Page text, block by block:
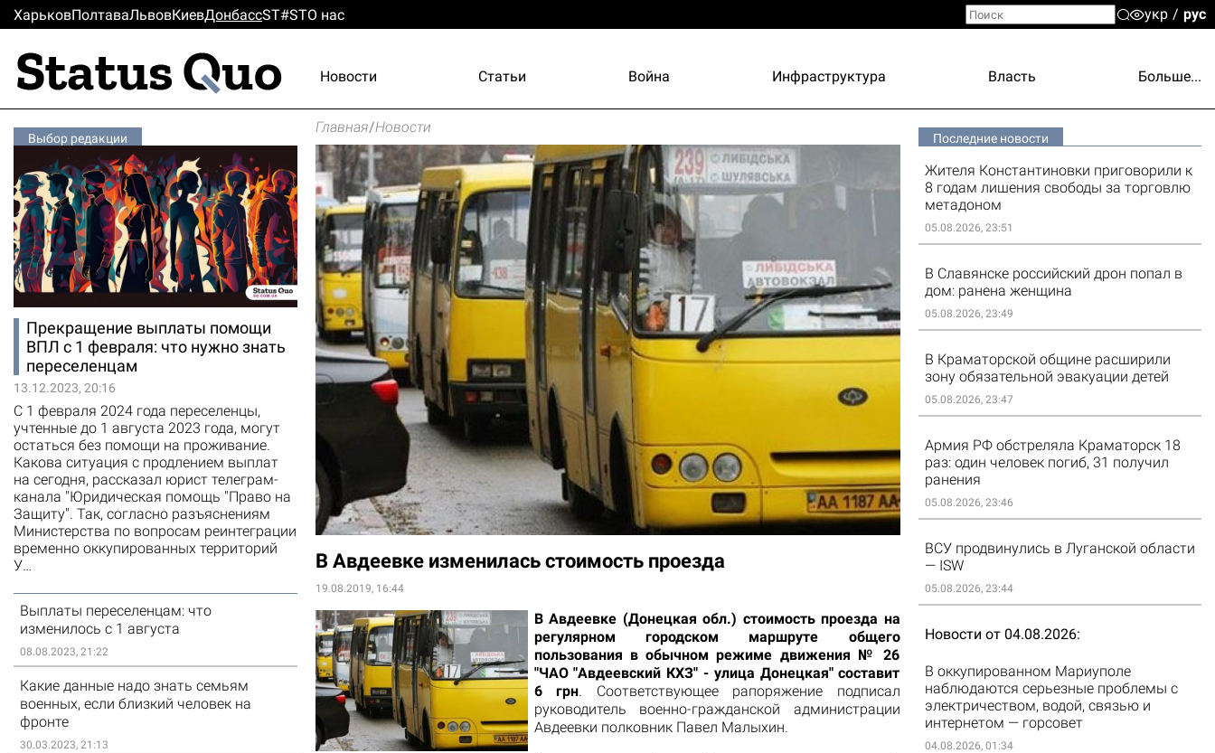
ХарьковПолтаваЛьвовКиевДонбассST#STО нас укр рус
Новости Статьи Война Инфраструктура Власть Больше...
Выбор редакции
Прекращение выплаты помощи
ВПЛ с 1 февраля: что нужно знать
переселенцам
13.12.2023, 20:16
С 1 февраля 2024 года переселенцы,
учтенные до 1 августа 2023 года, могут
остаться без помощи на проживание.
Какова ситуация с продлением выплат
на сегодня, рассказал юрист телеграм-
канала "Юридическая помощь "Право на
Защиту". Так, согласно разъяснениям
Министерства по вопросам реинтеграции
временно оккупированных территорий
У…
Выплаты переселенцам: что
изменилось с 1 августа
08.08.2023, 21:22
Какие данные надо знать семьям
военных, если близкий человек на
фронте
30.03.2023, 21:13
Главная/Новости
В Авдеевке изменилась стоимость проезда
19.08.2019, 16:44
В Авдеевке (Донецкая обл.) стоимость проезда на
регулярном городском маршруте общего
пользования в обычном режиме движения № 26
"ЧАО "Авдеевский КХЗ" - улица Донецкая" составит
6 грн. Соответствующее рапоряжение подписал
руководитель военно-гражданской администрации
Авдеевки полковник Павел Малыхин.
Последние новости
Жителя Константиновки приговорили к
8 годам лишения свободы за торговлю
метадоном
05.08.2026, 23:51
В Славянске российский дрон попал в
дом: ранена женщина
05.08.2026, 23:49
В Краматорской общине расширили
зону обязательной эвакуации детей
05.08.2026, 23:47
Армия РФ обстреляла Краматорск 18
раз: один человек погиб, 31 получил
ранения
05.08.2026, 23:46
ВСУ продвинулись в Луганской области
— ISW
05.08.2026, 23:44
Новости от 04.08.2026
В оккупированном Мариуполе
наблюдаются серьезные проблемы с
электричеством, водой, связью и
интернетом — горсовет
04.08.2026, 01:34